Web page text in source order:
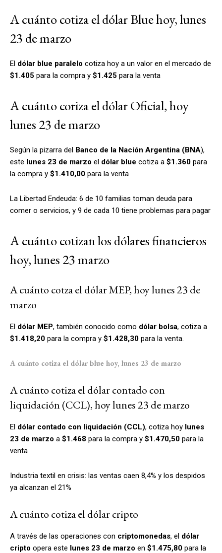
A cuánto cotiza el dólar Blue hoy, lunes
23 de marzo
El dólar blue paralelo cotiza hoy a un valor en el mercado de
$1.405 para la compra y $1.425 para la venta
A cuánto coriza el dólar Oficial, hoy
lunes 23 de marzo
Según la pizarra del Banco de la Nación Argentina (BNA),
este lunes 23 de marzo el dólar blue cotiza a $1.360 para
la compra y $1.410,00 para la venta
La Libertad Endeuda: 6 de 10 familias toman deuda para
comer o servicios, y 9 de cada 10 tiene problemas para pagar
A cuánto cotizan los dólares financieros
hoy, lunes 23 marzo
A cuánto cotza el dólar MEP, hoy lunes 23 de
marzo
El dólar MEP, también conocido como dólar bolsa, cotiza a
$1.418,20 para la compra y $1.428,30 para la venta.
A cuánto cotiza el dólar blue hoy, lunes 23 de marzo
A cuánto cotiza el dólar contado con
liquidación (CCL), hoy lunes 23 de marzo
El dólar contado con liquidación (CCL), cotiza hoy lunes
23 de marzo a $1.468 para la compra y $1.470,50 para la
venta
Industria textil en crisis: las ventas caen 8,4% y los despidos
ya alcanzan el 21%
A cuánto cotiza el dólar cripto
A través de las operaciones con criptomonedas, el dólar
cripto opera este lunes 23 de marzo en $1.475,80 para la